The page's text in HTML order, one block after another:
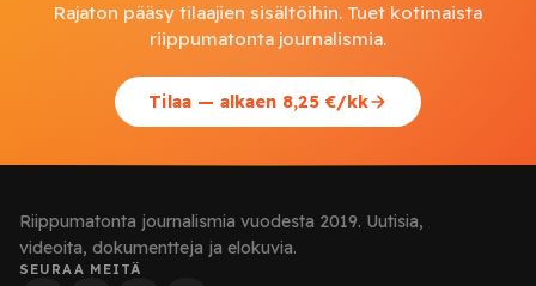
Rajaton pääsy tilaajien sisältöihin. Tuet kotimaista
riippumatonta journalismia.
Tilaa — alkaen 8,25 €/kk
Riippumatonta journalismia vuodesta 2019. Uutisia,
videoita, dokumentteja ja elokuvia.
SEURAA MEITÄ